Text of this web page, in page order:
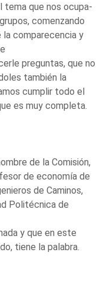
tema que nos ocupa-
comenzando
comparecencia y
preguntas, que no
también la
cumplir todo el
es muy completa.
de la Comisión,
de economía de
de Caminos,
Politécnica de
y que en este
tiene la palabra.